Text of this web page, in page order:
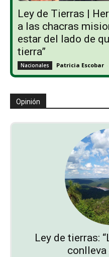
Ley de Tierras |
a las chacras
estar del lado de
tierra”
Nacionales Patricia Escobar -
Opinión
Ley de tierras:
conlleva